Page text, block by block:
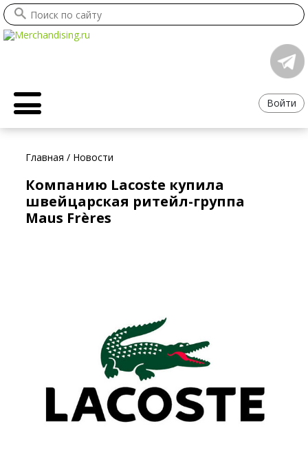
Войти
Главная / Новости
Компанию Lacoste купила
швейцарская ритейл-группа
Maus Frères